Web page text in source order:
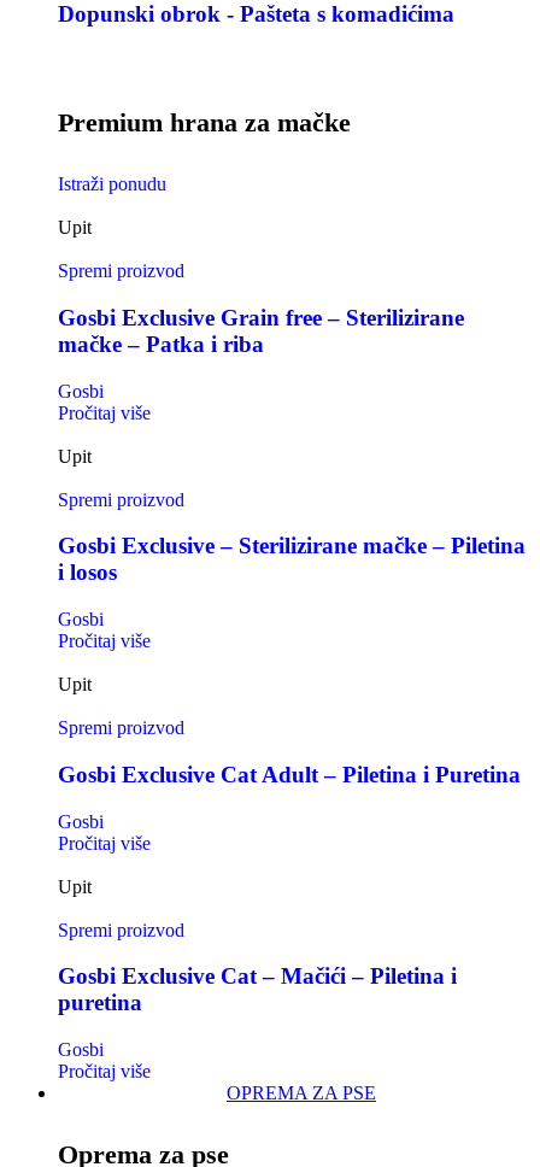
Dopunski obrok - Pašteta s komadićima
Premium hrana za mačke
Istraži ponudu
Upit
Spremi proizvod
Gosbi Exclusive Grain free – Sterilizirane
mačke – Patka i riba
Gosbi
Pročitaj više
Upit
Spremi proizvod
Gosbi Exclusive – Sterilizirane mačke – Piletina
i losos
Gosbi
Pročitaj više
Upit
Spremi proizvod
Gosbi Exclusive Cat Adult – Piletina i Puretina
Gosbi
Pročitaj više
Upit
Spremi proizvod
Gosbi Exclusive Cat – Mačići – Piletina i
puretina
Gosbi
Pročitaj više
OPREMA ZA PSE
Oprema za pse